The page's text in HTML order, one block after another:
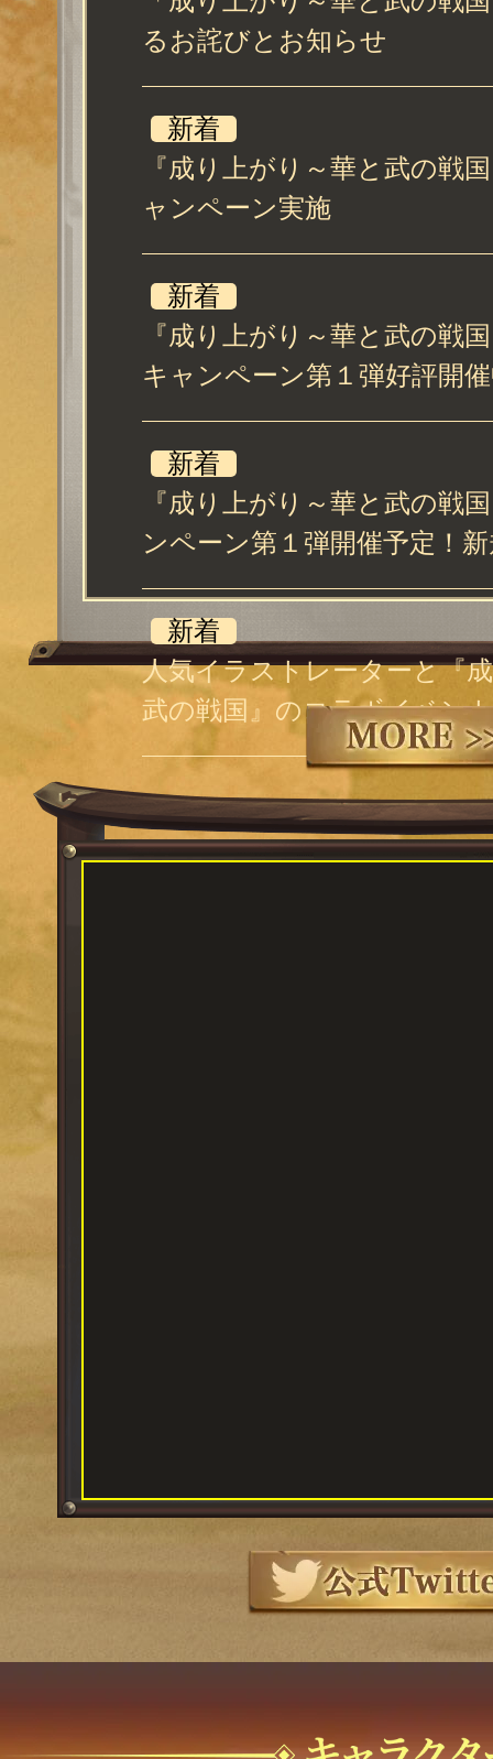
るお詫びとお知らせ
新着
『成り上がり～華と武の戦
ャンペーン実施
新着
『成り上がり～華と武の戦
キャンペーン第１弾好評開
新着
『成り上がり～華と武の戦
ンペーン第１弾開催予定！
幸村登場！
新着
人気イラストレーターと『
武の戦国』のコラボイベン